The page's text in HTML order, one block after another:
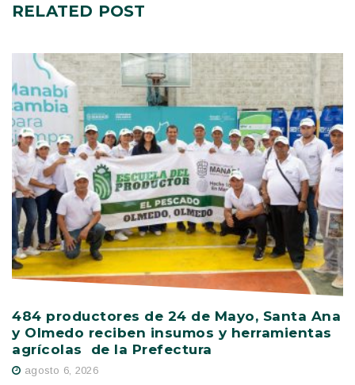
RELATED POST
484 productores de 24 de Mayo, Santa Ana
y Olmedo reciben insumos y herramientas
agrícolas de la Prefectura
agosto 6, 2026